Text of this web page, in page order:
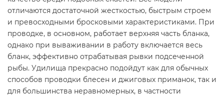
отличаются достаточной жесткостью, быстрым строем
и превосходными бросковыми характеристиками. При
проводке, в основном, работает верхняя часть бланка,
однако при вываживании в работу включается весь
бланк, эффективно отрабатывая рывки подсеченной
рыбы. Удилища прекрасно подойдут как для обычных
способов проводки блесен и джиговых приманок, так и
для большинства неравномерных, в частности